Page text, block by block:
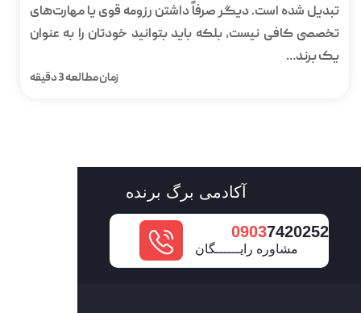
تبدیل شده است. دیگر صرفاً داشتن رزومه قوی یا مهارت‌های
تخصصی کافی نیست، بلکه باید بتوانید خودتان را به عنوان
یک برند…
زمان مطالعه 3 دقیقه
آکادمی برگ برنده
7420252
0903
مشاوره رایــــــگان